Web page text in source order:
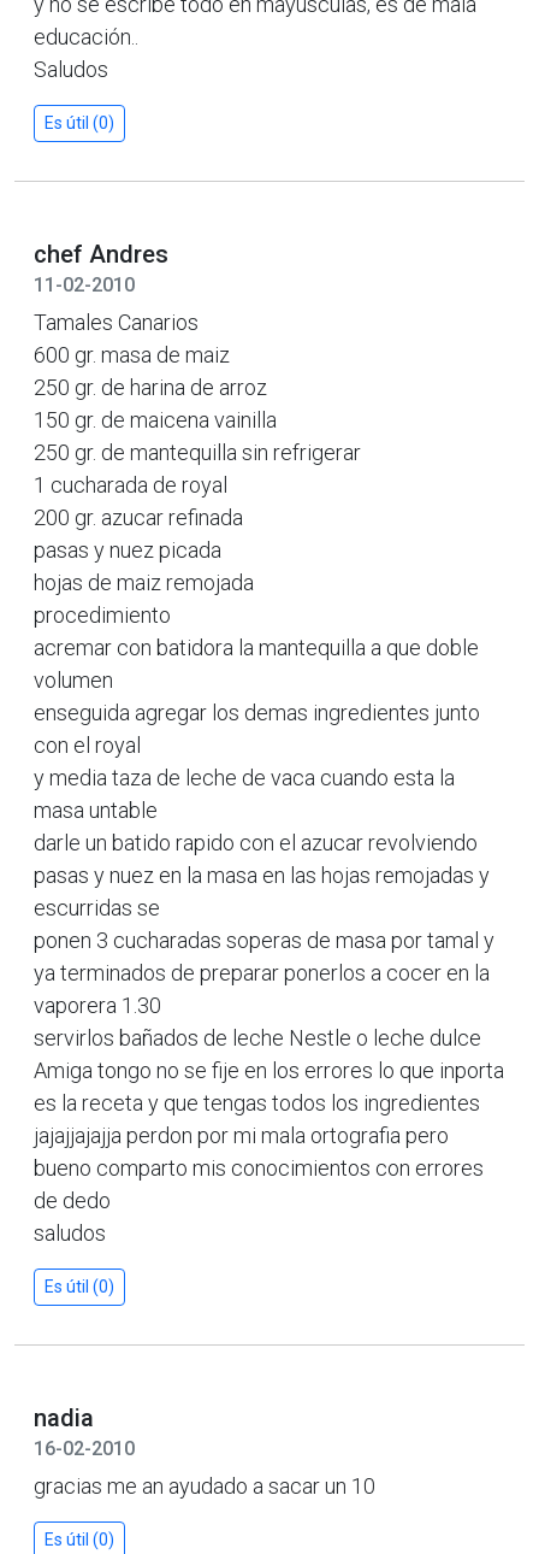
educación..
Saludos
Es útil (0)
chef Andres
11-02-2010
Tamales Canarios
600 gr. masa de maiz
250 gr. de harina de arroz
150 gr. de maicena vainilla
250 gr. de mantequilla sin refrigerar
1 cucharada de royal
200 gr. azucar refinada
pasas y nuez picada
hojas de maiz remojada
procedimiento
acremar con batidora la mantequilla a que doble
volumen
enseguida agregar los demas ingredientes junto
con el royal
y media taza de leche de vaca cuando esta la
masa untable
darle un batido rapido con el azucar revolviendo
pasas y nuez en la masa en las hojas remojadas y
escurridas se
ponen 3 cucharadas soperas de masa por tamal y
ya terminados de preparar ponerlos a cocer en la
vaporera 1.30
servirlos bañados de leche Nestle o leche dulce
Amiga tongo no se fije en los errores lo que inporta
es la receta y que tengas todos los ingredientes
jajajjajajja perdon por mi mala ortografia pero
bueno comparto mis conocimientos con errores
de dedo
saludos
Es útil (0)
nadia
16-02-2010
gracias me an ayudado a sacar un 10
Es útil (0)